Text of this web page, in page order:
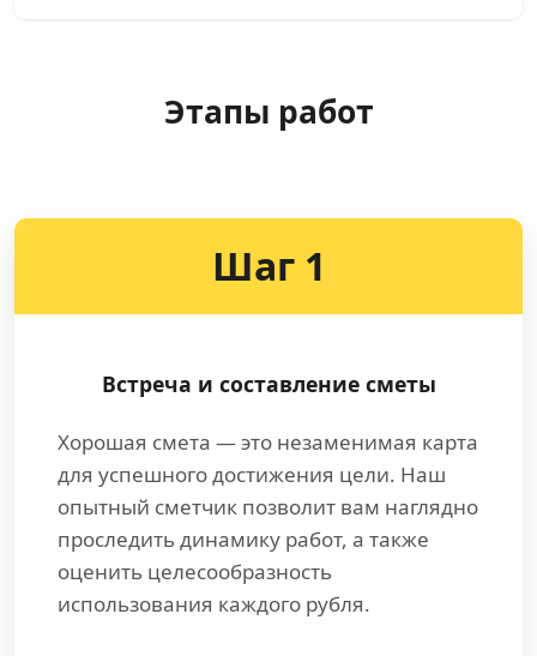
Этапы работ
Шаг 1
Встреча и составление сметы
Хорошая смета — это незаменимая карта
для успешного достижения цели. Наш
опытный сметчик позволит вам наглядно
проследить динамику работ, а также
оценить целесообразность
использования каждого рубля.